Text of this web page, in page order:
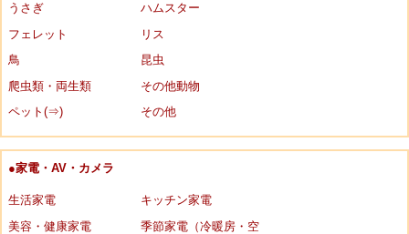
うさぎ
ハムスター
フェレット
リス
鳥
昆虫
爬虫類・両生類
その他動物
ペット(⇒)
その他
●家電・AV・カメラ
生活家電
キッチン家電
美容・健康家電
季節家電（冷暖房・空